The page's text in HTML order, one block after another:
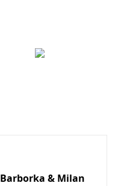
Barborka & Milan